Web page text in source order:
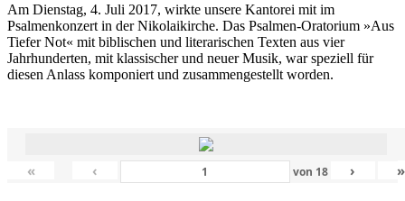
Am Dienstag, 4. Juli 2017, wirkte unsere Kantorei mit im
Psalmenkonzert in der Nikolaikirche. Das Psalmen-Oratorium »Aus
Tiefer Not« mit biblischen und literarischen Texten aus vier
Jahrhunderten, mit klassischer und neuer Musik, war speziell für
diesen Anlass komponiert und zusammengestellt worden.
« ‹ von 18 › »